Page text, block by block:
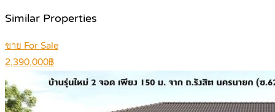
Similar Properties
ขาย For Sale
2,390,000฿